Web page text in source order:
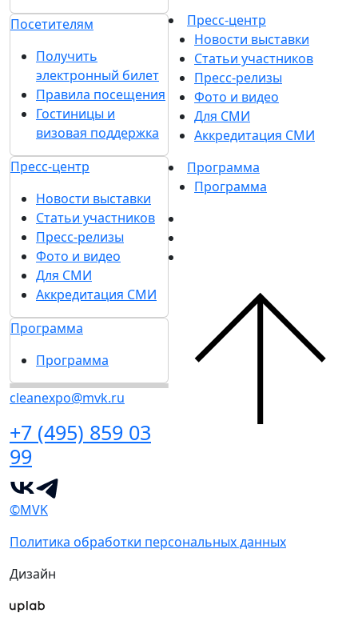
Посетителям
Получить
электронный билет
Правила посещения
Гостиницы и
визовая поддержка
Пресс-центр
Новости выставки
Статьи участников
Пресс-релизы
Фото и видео
Для СМИ
Аккредитация СМИ
Программа
Программа
cleanexpo@mvk.ru
+7 (495) 859 03
99
Пресс-центр
Новости выставки
Статьи участников
Пресс-релизы
Фото и видео
Для СМИ
Аккредитация СМИ
Программа
Программа
©MVK
Политика обработки персональных данных
Дизайн